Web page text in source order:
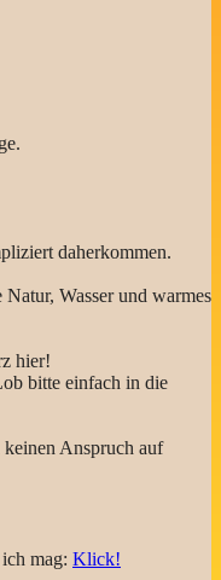
daherkommen.
Wasser und warmes
hier!
bitte einfach in die
Anspruch auf
mag: Klick!